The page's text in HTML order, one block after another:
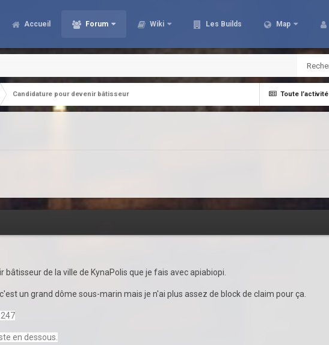
Accueil Forum Wiki Les Builds Map
Toute l’activité
Candidature pour devenir bâtisseur
de la ville de KynaPolis que je fais avec apiabiopi.
un grand dôme sous-marin mais je n'ai plus assez de block de claim pour ça.
en dessous.